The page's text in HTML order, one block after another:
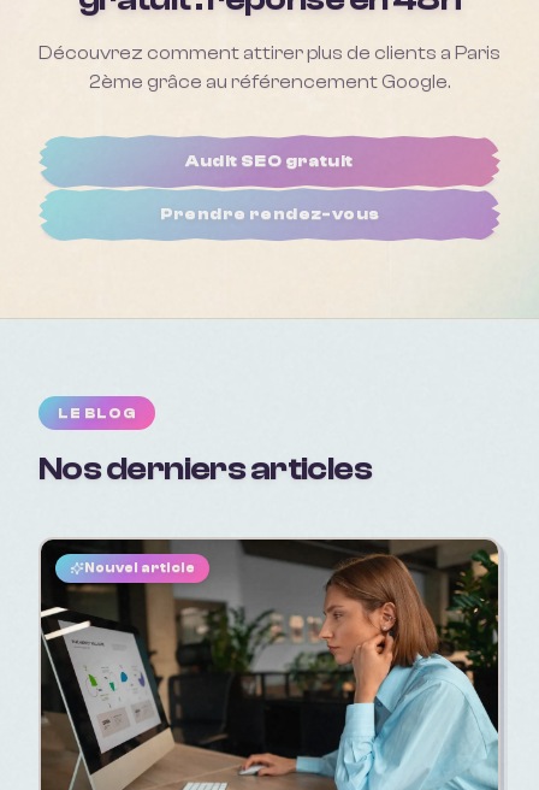
Découvrez comment attirer plus de clients a Paris
2ème grâce au référencement Google.
Audit SEO gratuit
Prendre rendez-vous
LE BLOG
Nos derniers articles
Nouvel article